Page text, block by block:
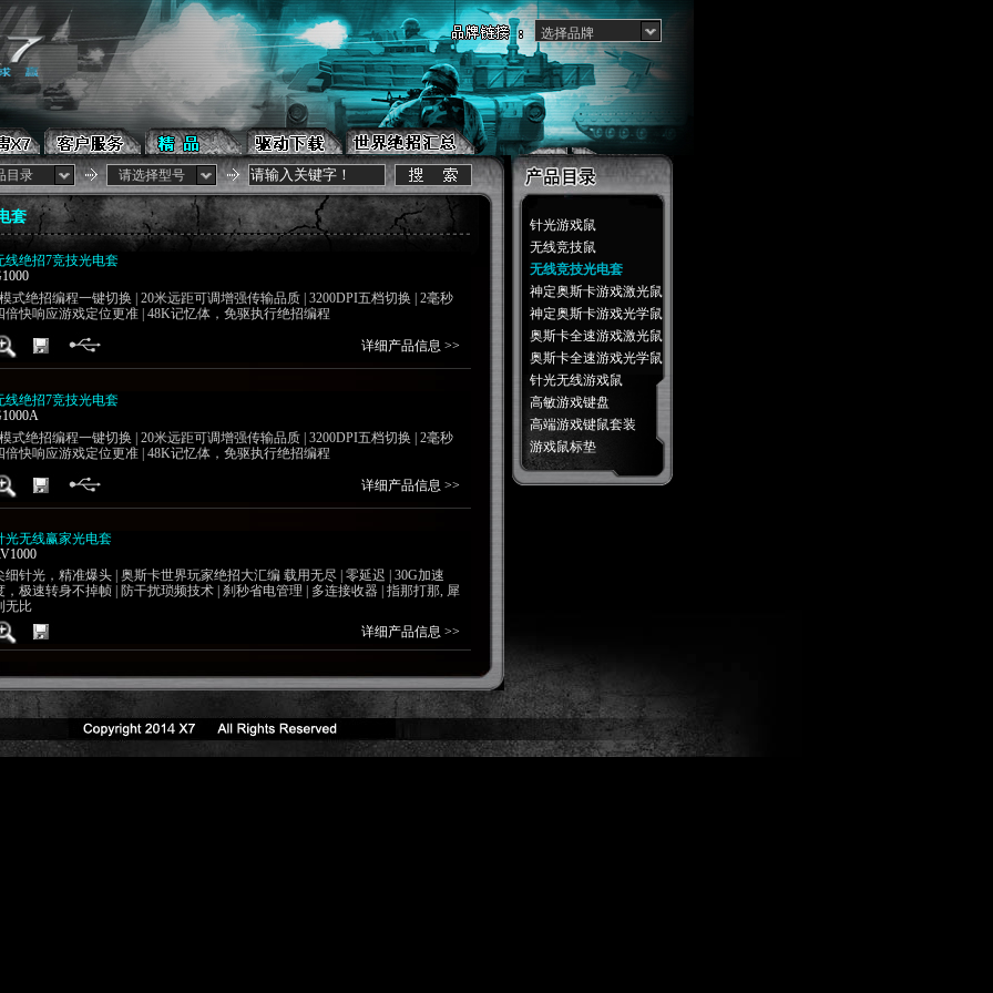
选择品牌
目录 请选择型号
套
线绝招7竞技光电套
式绝招编程一键切换 | 20米远距可调增强传输品质 | 3200DPI五档切换 | 2毫秒
倍快响应游戏定位更准 | 48K记忆体，免驱执行绝招编程
详细产品信息 >>
线绝招7竞技光电套
式绝招编程一键切换 | 20米远距可调增强传输品质 | 3200DPI五档切换 | 2毫秒
倍快响应游戏定位更准 | 48K记忆体，免驱执行绝招编程
详细产品信息 >>
光无线赢家光电套
细针光，精准爆头 | 奥斯卡世界玩家绝招大汇编 载用无尽 | 零延迟 | 30G加速
，极速转身不掉帧 | 防干扰琐频技术 | 刹秒省电管理 | 多连接收器 | 指那打那, 犀
无比
详细产品信息 >>
针光游戏鼠
无线竞技鼠
无线竞技光电套
神定奥斯卡游戏激光鼠
神定奥斯卡游戏光学鼠
奥斯卡全速游戏激光鼠
奥斯卡全速游戏光学鼠
针光无线游戏鼠
高敏游戏键盘
高端游戏键鼠套装
游戏鼠标垫